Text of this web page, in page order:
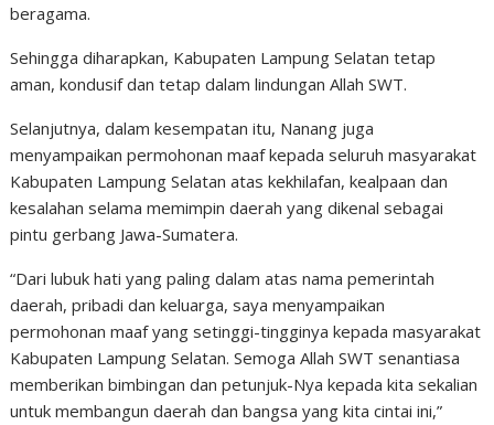
beragama.
Sehingga diharapkan, Kabupaten Lampung Selatan tetap
aman, kondusif dan tetap dalam lindungan Allah SWT.
Selanjutnya, dalam kesempatan itu, Nanang juga
menyampaikan permohonan maaf kepada seluruh masyarakat
Kabupaten Lampung Selatan atas kekhilafan, kealpaan dan
kesalahan selama memimpin daerah yang dikenal sebagai
pintu gerbang Jawa-Sumatera.
“Dari lubuk hati yang paling dalam atas nama pemerintah
daerah, pribadi dan keluarga, saya menyampaikan
permohonan maaf yang setinggi-tingginya kepada masyarakat
Kabupaten Lampung Selatan. Semoga Allah SWT senantiasa
memberikan bimbingan dan petunjuk-Nya kepada kita sekalian
untuk membangun daerah dan bangsa yang kita cintai ini,”